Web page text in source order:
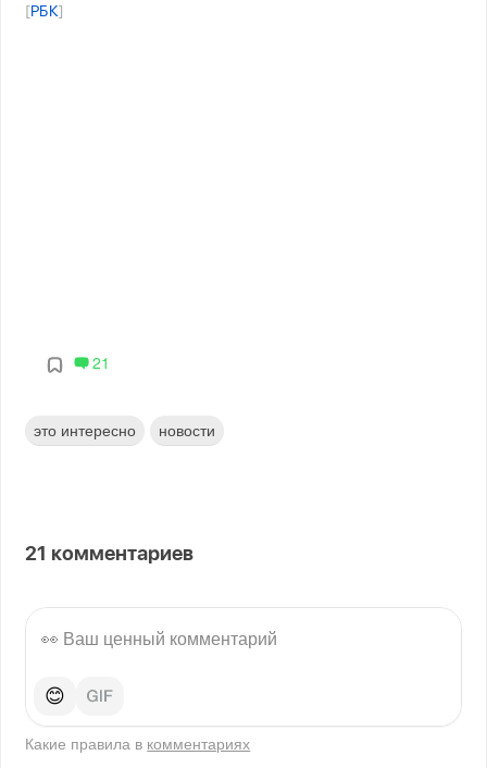
РБК
21
это интересно новости
21 комментариев
😊
Какие правила в комментариях